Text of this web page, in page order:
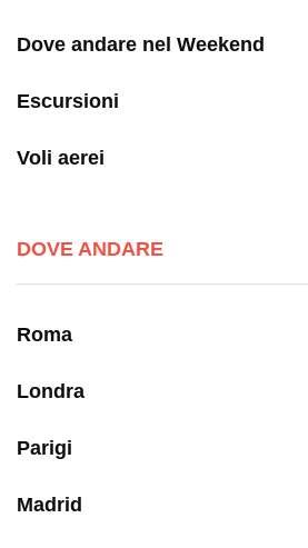
Dove andare nel Weekend
Escursioni
Voli aerei
DOVE ANDARE
Roma
Londra
Parigi
Madrid